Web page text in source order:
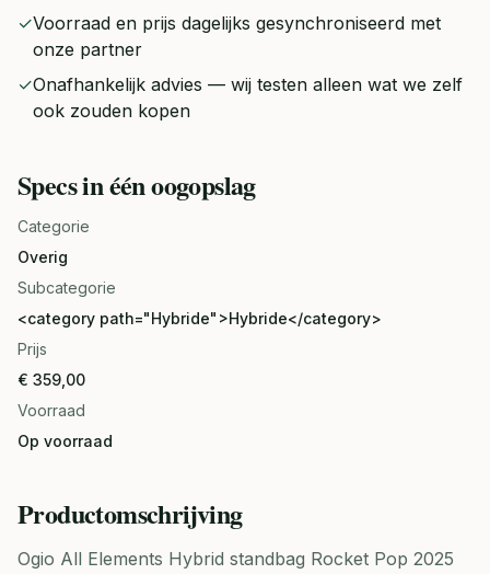
✓Voorraad en prijs dagelijks gesynchroniseerd met
onze partner
✓Onafhankelijk advies — wij testen alleen wat we zelf
ook zouden kopen
Specs in één oogopslag
Categorie
Overig
Subcategorie
<category path="Hybride">Hybride</category>
Prijs
€ 359,00
Voorraad
Op voorraad
Productomschrijving
Ogio All Elements Hybrid standbag Rocket Pop 2025